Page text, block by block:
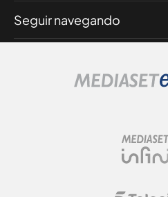
Seguir navegando